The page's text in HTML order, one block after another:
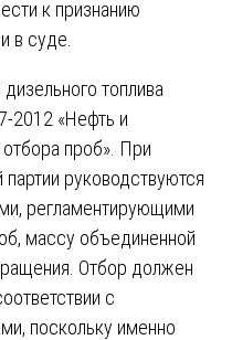
к признанию
в суде.
топлива
2012 «Нефть и
проб». При
руководствуются
регламентирующими
массу объединенной
Отбор должен
с
поскольку именно